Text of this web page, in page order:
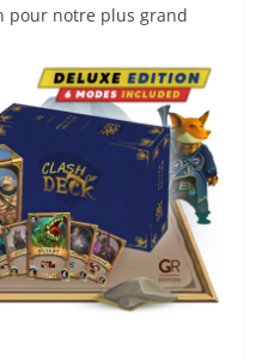
pour notre plus grand